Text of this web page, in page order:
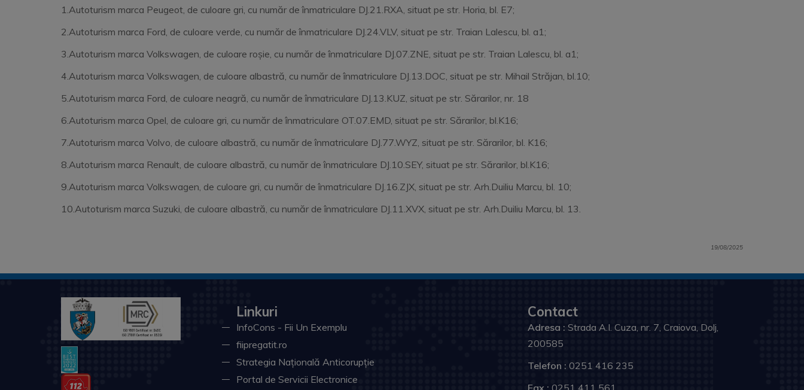
1.Autoturism marca Peugeot, de culoare gri, cu număr de înmatriculare DJ.21.RXA, situat pe str. Horia, bl. E7;
2.Autoturism marca Ford, de culoare verde, cu număr de înmatriculare DJ.24.VLV, situat pe str. Traian Lalescu, bl. a1;
3.Autoturism marca Volkswagen, de culoare roșie, cu număr de înmatriculare DJ.07.ZNE, situat pe str. Traian Lalescu, bl. a1;
4.Autoturism marca Volkswagen, de culoare albastră, cu număr de înmatriculare DJ.13.DOC, situat pe str. Mihail Străjan, bl.10;
5.Autoturism marca Ford, de culoare neagră, cu număr de înmatriculare DJ.13.KUZ, situat pe str. Sărarilor, nr. 18
6.Autoturism marca Opel, de culoare gri, cu număr de înmatriculare OT.07.EMD, situat pe str. Sărarilor, bl.K16;
7.Autoturism marca Volvo, de culoare albastră, cu număr de înmatriculare DJ.77.WYZ, situat pe str. Sărarilor, bl. K16;
8.Autoturism marca Renault, de culoare albastră, cu număr de înmatriculare DJ.10.SEY, situat pe str. Sărarilor, bl.K16;
9.Autoturism marca Volkswagen, de culoare gri, cu număr de înmatriculare DJ.16.ZJX, situat pe str. Arh.Duiliu Marcu, bl. 10;
10.Autoturism marca Suzuki, de culoare albastră, cu număr de înmatriculare DJ.11.XVX, situat pe str. Arh.Duiliu Marcu, bl. 13.
19/08/2025
Linkuri
InfoCons - Fii Un Exemplu
fiipregatit.ro
Strategia Națională Anticorupție
Portal de Servicii Electronice
Contact
Adresa : Strada A.I. Cuza, nr. 7, Craiova, Dolj,
200585
Telefon : 0251 416 235
Fax : 0251 411 561